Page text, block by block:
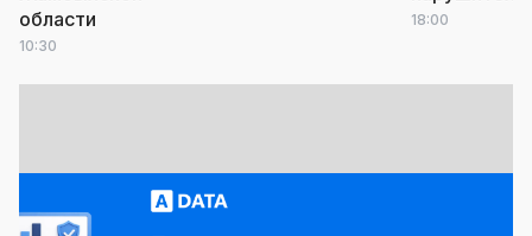
области
10:30
18:00